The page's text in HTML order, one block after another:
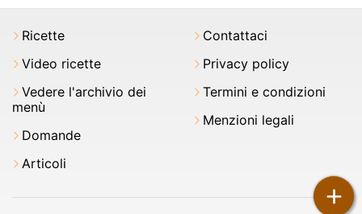
+
Ricette
Video ricette
Vedere l'archivio dei
menù
Domande
Articoli
Contattaci
Privacy policy
Termini e condizioni
Menzioni legali